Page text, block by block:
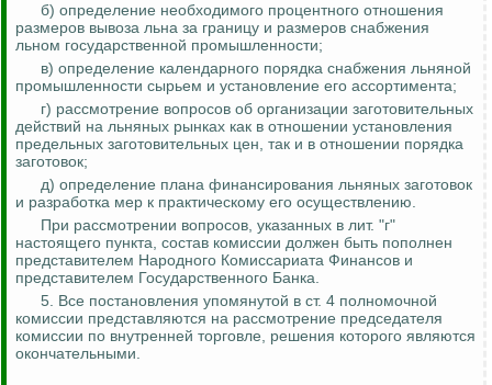
б) определение необходимого процентного отношения
размеров вывоза льна за границу и размеров снабжения
льном государственной промышленности;
в) определение календарного порядка снабжения льняной
промышленности сырьем и установление его ассортимента;
г) рассмотрение вопросов об организации заготовительных
действий на льняных рынках как в отношении установления
предельных заготовительных цен, так и в отношении порядка
заготовок;
д) определение плана финансирования льняных заготовок
и разработка мер к практическому его осуществлению.
При рассмотрении вопросов, указанных в лит. "г"
настоящего пункта, состав комиссии должен быть пополнен
представителем Народного Комиссариата Финансов и
представителем Государственного Банка.
5. Все постановления упомянутой в ст. 4 полномочной
комиссии представляются на рассмотрение председателя
комиссии по внутренней торговле, решения которого являются
окончательными.